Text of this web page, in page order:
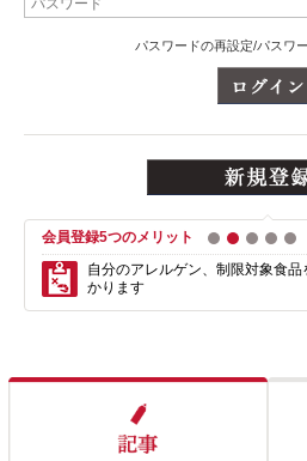
パスワードの再設定/パスワ
会員登録5つのメリット 1 2 3 4
自分のアレルゲン、制限対象食品
かります